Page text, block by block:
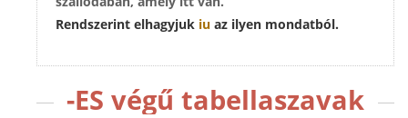
Rendszerint elhagyjuk iu az ilyen mondatból.
-ES végű tabellaszavak